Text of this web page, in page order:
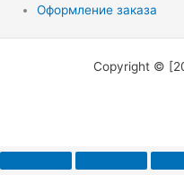
Оформление заказа
Copyright ©